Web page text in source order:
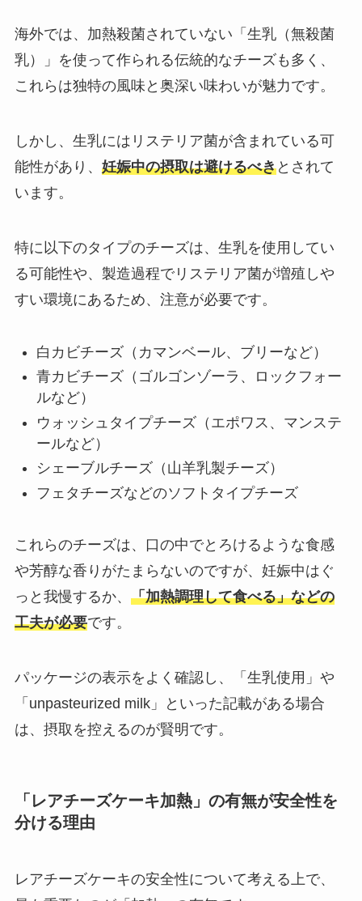
海外では、加熱殺菌されていない「生乳（無殺菌
乳）」を使って作られる伝統的なチーズも多く、
これらは独特の風味と奥深い味わいが魅力です。
しかし、生乳にはリステリア菌が含まれている可
能性があり、 妊娠中の摂取は避けるべきとされて
います。
特に以下のタイプのチーズは、生乳を使用してい
る可能性や、製造過程でリステリア菌が増殖しや
すい環境にあるため、注意が必要です。
白カビチーズ（カマンベール、ブリーなど）
青カビチーズ（ゴルゴンゾーラ、ロックフォー
ルなど）
ウォッシュタイプチーズ（エポワス、マンステ
ールなど）
シェーブルチーズ（山羊乳製チーズ）
フェタチーズなどのソフトタイプチーズ
これらのチーズは、口の中でとろけるような食感
や芳醇な香りがたまらないのですが、妊娠中はぐ
っと我慢するか、 「加熱調理して食べる」などの
工夫が必要です。
パッケージの表示をよく確認し、「生乳使用」や
「unpasteurized milk」といった記載がある場合
は、摂取を控えるのが賢明です。
「レアチーズケーキ加熱」の有無が安全性を
分ける理由
レアチーズケーキの安全性について考える上で、